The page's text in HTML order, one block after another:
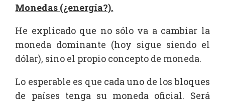
Monedas (¿energía?).
He explicado que no sólo va a cambiar la
moneda dominante (hoy sigue siendo el
dólar), sino el propio concepto de moneda.
Lo esperable es que cada uno de los bloques
de países tenga su moneda oficial. Será